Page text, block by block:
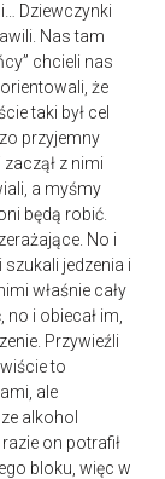
Dziewczynki
Nas tam
chcieli nas
że
taki był cel
przyjemny
z nimi
a myśmy
będą robić.
No i
szukali jedzenia i
właśnie cały
i obiecał im,
Przywieźli
to
ale
alkohol
on potrafił
bloku, więc w